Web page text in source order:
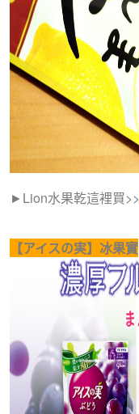
►Lion水果乾這裡買>>
【アイスの実】冰果實